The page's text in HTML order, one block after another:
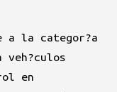
a la categor?a
en